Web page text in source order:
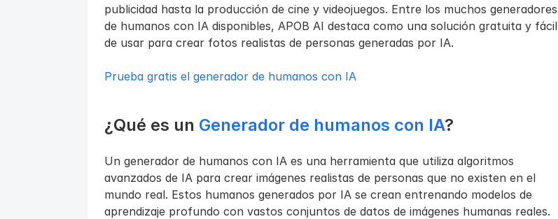
publicidad hasta la producción de cine y videojuegos. Entre los muchos generadores
de humanos con IA disponibles, APOB AI destaca como una solución gratuita y fácil
de usar para crear fotos realistas de personas generadas por IA.
Prueba gratis el generador de humanos con IA
¿Qué es un Generador de humanos con IA?
Un generador de humanos con IA es una herramienta que utiliza algoritmos
avanzados de IA para crear imágenes realistas de personas que no existen en el
mundo real. Estos humanos generados por IA se crean entrenando modelos de
aprendizaje profundo con vastos conjuntos de datos de imágenes humanas reales.